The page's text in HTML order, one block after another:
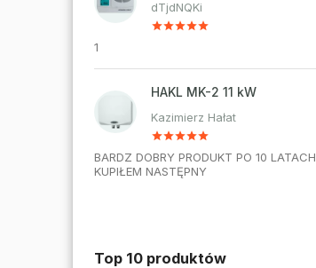
dTjdNQKi
1
HAKL MK-2 11 kW
Kazimierz Hałat
BARDZ DOBRY PRODUKT PO 10 LATACH
KUPIŁEM NASTĘPNY
Top 10 produktów